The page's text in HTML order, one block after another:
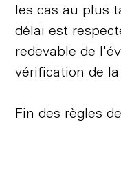
les cas au plus
délai est
redevable de
vérification de
Fin des règles